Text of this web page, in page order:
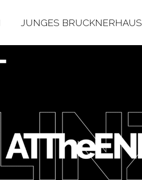
JUNGES BRUCKNERHAUS